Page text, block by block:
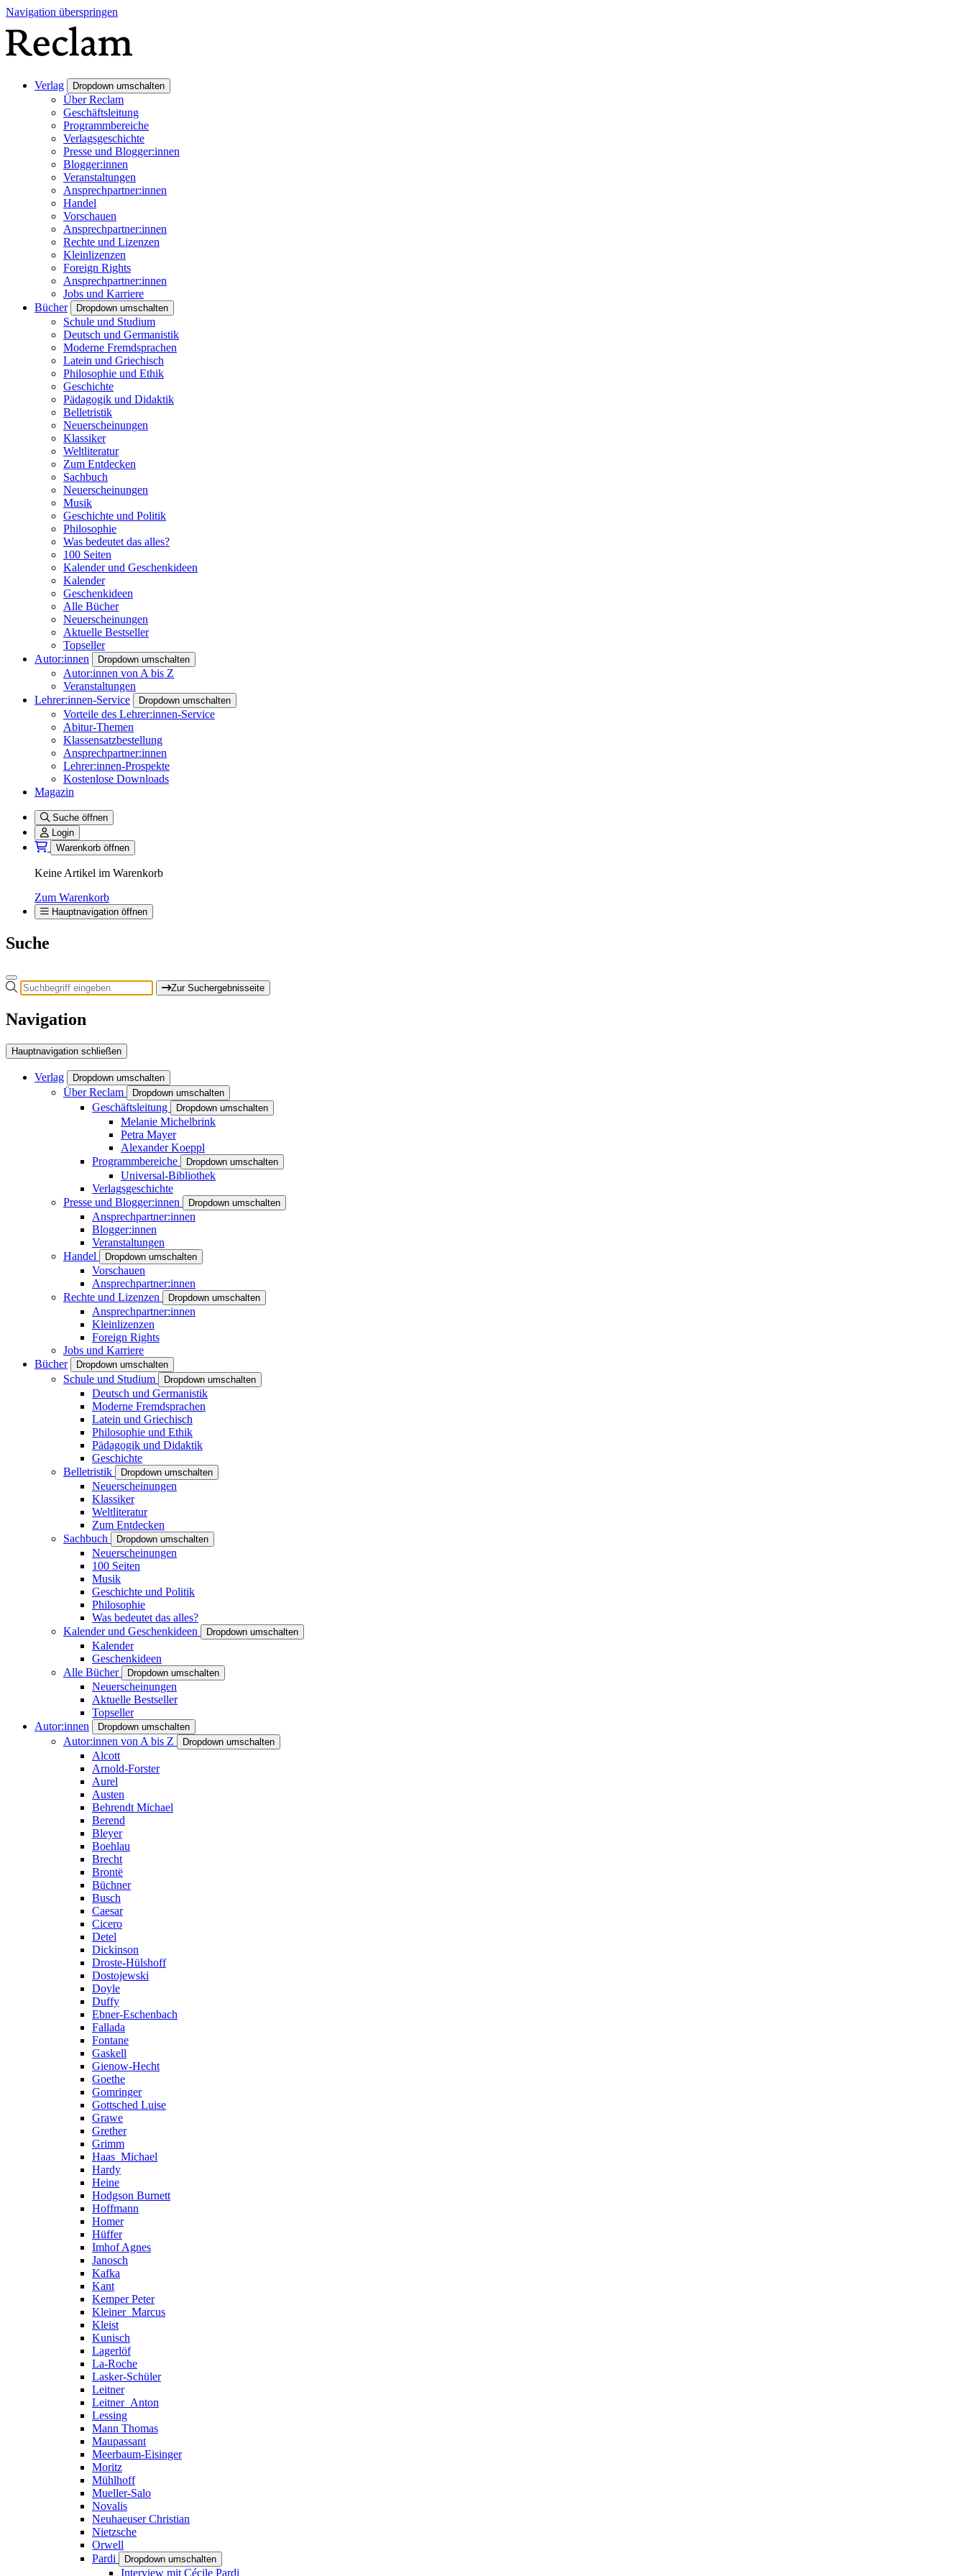
Navigation überspringen
Verlag Dropdown umschalten
Über Reclam
Geschäftsleitung
Programmbereiche
Verlagsgeschichte
Presse und Blogger:innen
Blogger:innen
Veranstaltungen
Ansprechpartner:innen
Handel
Vorschauen
Ansprechpartner:innen
Rechte und Lizenzen
Kleinlizenzen
Foreign Rights
Ansprechpartner:innen
Jobs und Karriere
Bücher
Dropdown umschalten
Schule und Studium
Deutsch und Germanistik
Moderne Fremdsprachen
Latein und Griechisch
Philosophie und Ethik
Geschichte
Pädagogik und Didaktik
Belletristik
Neuerscheinungen
Klassiker
Weltliteratur
Zum Entdecken
Sachbuch
Neuerscheinungen
Musik
Geschichte und Politik
Philosophie
Was bedeutet das alles?
100 Seiten
Kalender und Geschenkideen
Kalender
Geschenkideen
Alle Bücher
Neuerscheinungen
Aktuelle Bestseller
Topseller
Autor:innen
Dropdown umschalten
Autor:innen von A bis Z
Veranstaltungen
Lehrer:innen-Service
Dropdown umschalten
Vorteile des Lehrer:innen-Service
Abitur-Themen
Klassensatzbestellung
Ansprechpartner:innen
Lehrer:innen-Prospekte
Kostenlose Downloads
Magazin
Suche öffnen
Login
Warenkorb öffnen
Keine Artikel im Warenkorb
Zum Warenkorb
Hauptnavigation öffnen
Suche
Zur Suchergebnisseite
Navigation
Hauptnavigation schließen
Verlag Dropdown umschalten
Über Reclam Dropdown umschalten
Geschäftsleitung Dropdown umschalten
Melanie Michelbrink
Petra Mayer
Alexander Koeppl
Programmbereiche
Dropdown umschalten
Universal-Bibliothek
Verlagsgeschichte
Presse und Blogger:innen
Dropdown umschalten
Ansprechpartner:innen
Blogger:innen
Veranstaltungen
Handel
Dropdown umschalten
Vorschauen
Ansprechpartner:innen
Rechte und Lizenzen
Dropdown umschalten
Ansprechpartner:innen
Kleinlizenzen
Foreign Rights
Jobs und Karriere
Bücher
Dropdown umschalten
Schule und Studium Dropdown umschalten
Deutsch und Germanistik
Moderne Fremdsprachen
Latein und Griechisch
Philosophie und Ethik
Pädagogik und Didaktik
Geschichte
Belletristik
Dropdown umschalten
Neuerscheinungen
Klassiker
Weltliteratur
Zum Entdecken
Sachbuch
Dropdown umschalten
Neuerscheinungen
100 Seiten
Musik
Geschichte und Politik
Philosophie
Was bedeutet das alles?
Kalender und Geschenkideen
Dropdown umschalten
Kalender
Geschenkideen
Alle Bücher
Dropdown umschalten
Neuerscheinungen
Aktuelle Bestseller
Topseller
Autor:innen
Dropdown umschalten
Autor:innen von A bis Z Dropdown umschalten
Alcott
Arnold-Forster
Aurel
Austen
Behrendt Michael
Berend
Bleyer
Boehlau
Brecht
Brontë
Büchner
Busch
Caesar
Cicero
Detel
Dickinson
Droste-Hülshoff
Dostojewski
Doyle
Duffy
Ebner-Eschenbach
Fallada
Fontane
Gaskell
Gienow-Hecht
Goethe
Gomringer
Gottsched Luise
Grawe
Grether
Grimm
Haas_Michael
Hardy
Heine
Hodgson Burnett
Hoffmann
Homer
Hüffer
Imhof Agnes
Janosch
Kafka
Kant
Kemper Peter
Kleiner_Marcus
Kleist
Kunisch
Lagerlöf
La-Roche
Lasker-Schüler
Leitner
Leitner_Anton
Lessing
Mann Thomas
Maupassant
Meerbaum-Eisinger
Moritz
Mühlhoff
Mueller-Salo
Novalis
Neuhaeuser Christian
Nietzsche
Orwell
Pardi
Dropdown umschalten
Interview mit Cécile Pardi